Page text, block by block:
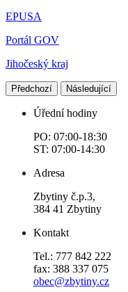
EPUSA
Portál GOV
Jihočeský kraj
Předchozí Následující
Úřední hodiny
PO: 07:00-18:30
ST: 07:00-14:30
Adresa
Zbytiny č.p.3,
384 41 Zbytiny
Kontakt
Tel.: 777 842 222
fax: 388 337 075
obec@zbytiny.cz